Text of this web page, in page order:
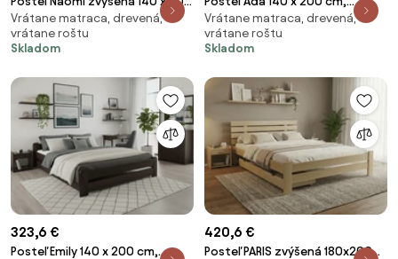
cm, jelša Rošt: S latkovým
roštom, Matrac: Matrac
SOMMERA 18 cm
Vrátane matraca, drevená,
vrátane roštu
Skladom
borovica Rošt: S latkovým
roštom, Matrac: Matrac
SOMMERA 18 cm
Vrátane matraca, drevená,
vrátane roštu
Skladom
323,6 €
Posteľ Emily 140 x 200 cm,
420,6 €
Posteľ PARIS zvýšená 180x200